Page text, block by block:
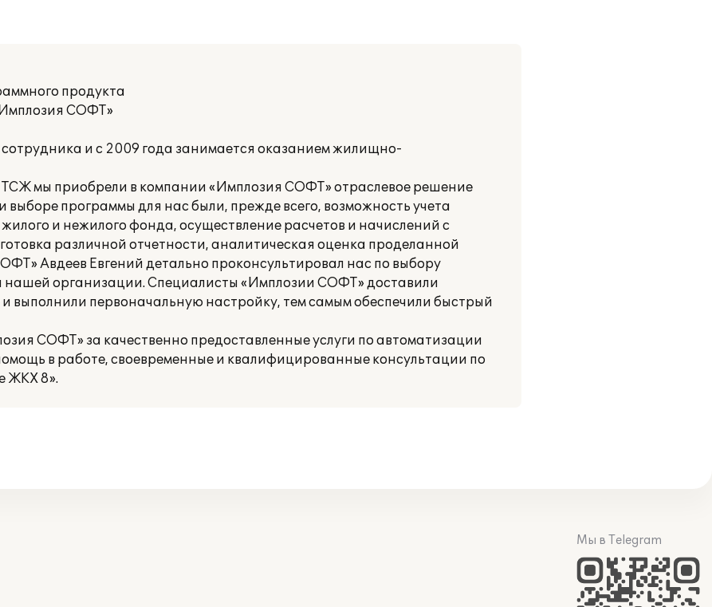
продукта
СОФТ»
и с 2009 года занимается оказанием жилищно-
мы приобрели в компании «Имплозия СОФТ» отраслевое решение
программы для нас были, прежде всего, возможность учета
и нежилого фонда, осуществление расчетов и начислений с
различной отчетности, аналитическая оценка проделанной
Авдеев Евгений детально проконсультировал нас по выбору
нашей организации. Специалисты «Имплозии СОФТ» доставили
выполнили первоначальную настройку, тем самым обеспечили быстрый
СОФТ» за качественно предоставленные услуги по автоматизации
в работе, своевременные и квалифицированные консультации по
ЖКХ 8».
Мы в Telegram